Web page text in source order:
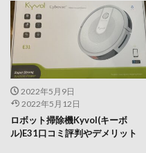
2022年5月9日
2022年5月12日
ロボット掃除機Kyvol(キーボ
ル)E31口コミ評判やデメリット